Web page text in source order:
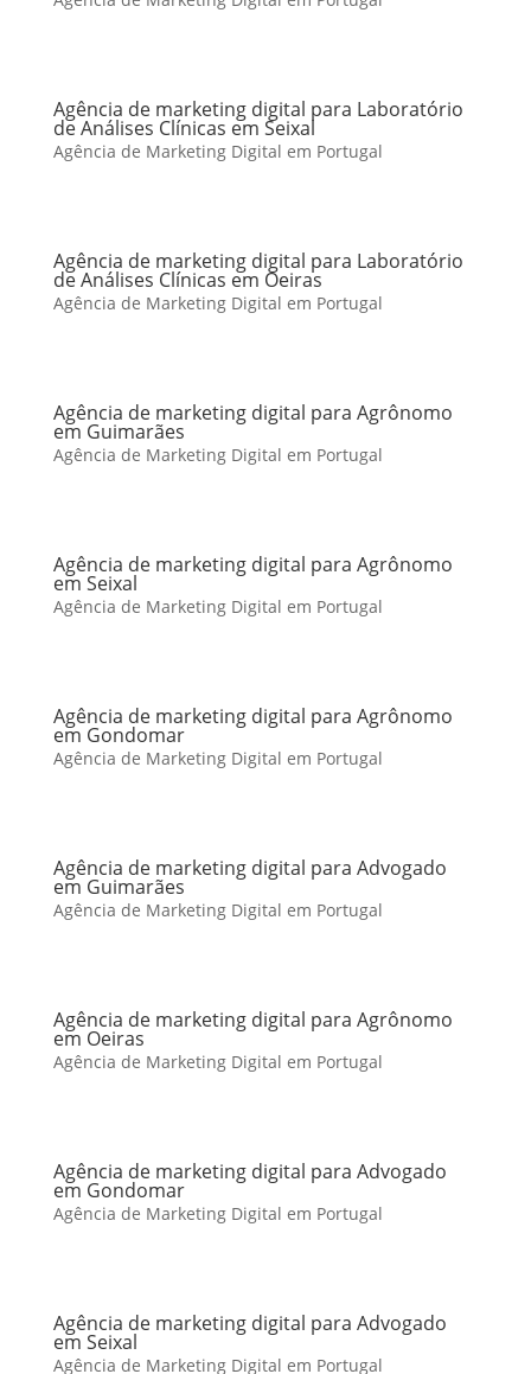
Agência de marketing digital para Laboratório
de Análises Clínicas em Seixal
Agência de Marketing Digital em Portugal
Agência de marketing digital para Laboratório
de Análises Clínicas em Oeiras
Agência de Marketing Digital em Portugal
Agência de marketing digital para Agrônomo
em Guimarães
Agência de Marketing Digital em Portugal
Agência de marketing digital para Agrônomo
em Seixal
Agência de Marketing Digital em Portugal
Agência de marketing digital para Agrônomo
em Gondomar
Agência de Marketing Digital em Portugal
Agência de marketing digital para Advogado
em Guimarães
Agência de Marketing Digital em Portugal
Agência de marketing digital para Agrônomo
em Oeiras
Agência de Marketing Digital em Portugal
Agência de marketing digital para Advogado
em Gondomar
Agência de Marketing Digital em Portugal
Agência de marketing digital para Advogado
em Seixal
Agência de Marketing Digital em Portugal